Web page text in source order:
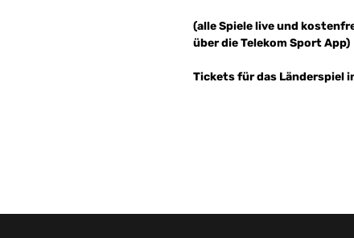
(alle Spiele live und
über die Telekom Sport App)
Tickets für das Länderspiel